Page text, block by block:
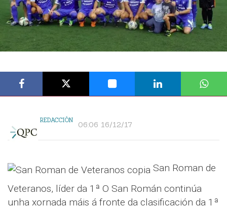
REDACCIÓN 06:06 16/12/17
San Roman de
Veteranos, líder da 1ª O San Román continúa
unha xornada máis á fronte da clasificación da 1ª